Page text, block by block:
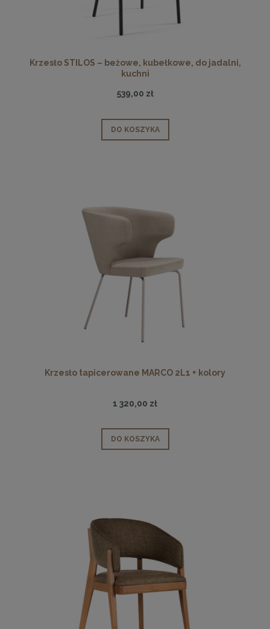
Krzesło STILOS – beżowe, kubełkowe, do jadalni,
kuchni
539,00 zł
DO KOSZYKA
Krzesło tapicerowane MARCO 2L1 + kolory
1 320,00 zł
DO KOSZYKA